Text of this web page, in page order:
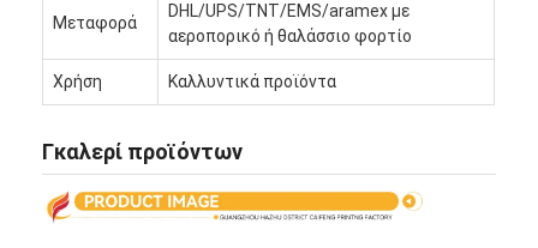
εκτύπωση συσκευαστικών κουτιών
Καλλυντικό συσκευάζοντας κιβώτιο
Κουτί συσκευασίας ηλεκτρονικών
Μεταφορά
DHL/UPS/TNT/EMS/aramex με
αεροπορικό ή θαλάσσιο φορτίο
Χρήση Καλλυντικά προϊόντα
Γκαλερί προϊόντων